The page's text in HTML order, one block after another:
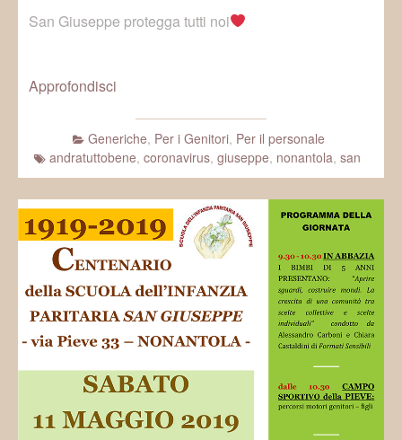
San Giuseppe protegga tutti noi
Approfondisci
Generiche, Per i Genitori, Per il personale
andratuttobene, coronavirus, giuseppe, nonantola, san